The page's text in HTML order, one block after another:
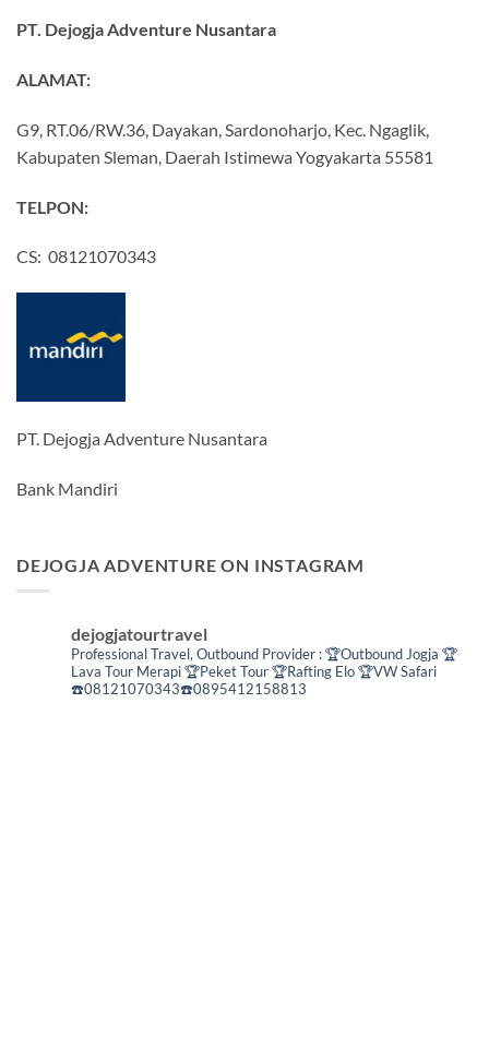
PT. Dejogja Adventure Nusantara
ALAMAT:
G9, RT.06/RW.36, Dayakan, Sardonoharjo, Kec. Ngaglik,
Kabupaten Sleman, Daerah Istimewa Yogyakarta 55581
TELPON:
CS: 08121070343
PT. Dejogja Adventure Nusantara
Bank Mandiri
DEJOGJA ADVENTURE ON INSTAGRAM
dejogjatourtravel
Professional Travel, Outbound Provider :🏆Outbound Jogja 🏆
Lava Tour Merapi🏆Peket Tour🏆Rafting Elo🏆VW Safari
☎️08121070343☎️0895412158813